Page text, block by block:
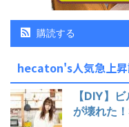
購読する
hecaton's人気急上昇
【DIY】
が壊れた